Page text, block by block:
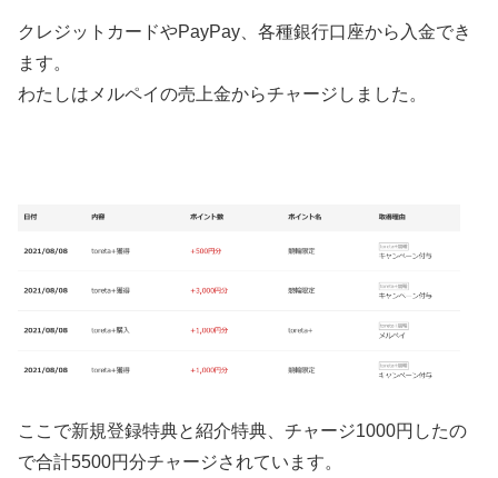
クレジットカードやPayPay、各種銀行口座から入金でき
ます。
わたしはメルペイの売上金からチャージしました。
ここで新規登録特典と紹介特典、チャージ1000円したの
で合計5500円分チャージされています。